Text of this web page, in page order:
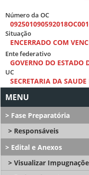
Número da OC
Situação
ENCERRADO COM
Ente federativo
GOVERNO DO ESTADO
UC
SECRETARIA DA
Fase Preparatória
Responsáveis
Edital e Anexos
Visualizar